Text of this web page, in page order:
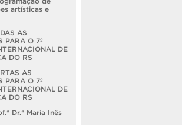
artísticas e
AS
PARA O 7º
DE
DO RS
AS
PARA O 7º
DE
DO RS
Dr.ª Maria Inês